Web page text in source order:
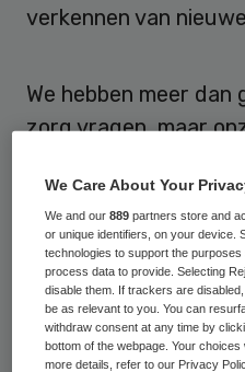
verkennen van
We hebben meer
zorg vragen, maar
van waarde is voor
ook maatschappelijk
blijft. Dus met de
mankracht en
waarde creëren.
kritisch te
We Care About Your
We and our889 partners store and
or unique identifiers, on your device.
technologies to support the
process data to provide. Selecting
disable them. If trackers are
be as relevant to you. You can
withdraw consent at any time by
bottom of the webpage. Your
more details, refer to our Privacy